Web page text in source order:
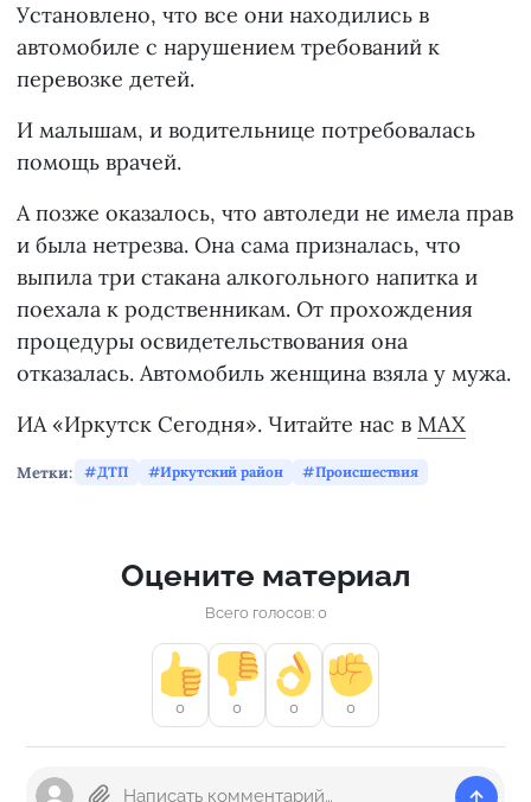
Установлено, что все они находились в
автомобиле с нарушением требований к
перевозке детей.
И малышам, и водительнице потребовалась
помощь врачей.
А позже оказалось, что автоледи не имела прав
и была нетрезва. Она сама призналась, что
выпила три стакана алкогольного напитка и
поехала к родственникам. От прохождения
процедуры освидетельствования она
отказалась. Автомобиль женщина взяла у мужа.
ИА «Иркутск Сегодня». Читайте нас в MAX
Метки: ДТП Иркутский район Происшествия
Оцените материал
Всего голосов: 0
0 0 0 0